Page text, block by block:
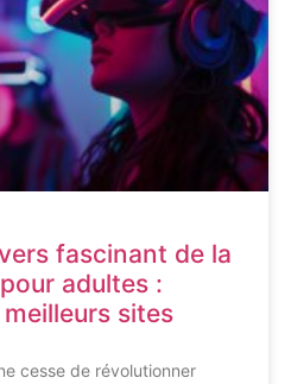
fascinant de la
adultes :
sites
cesse de révolutionner